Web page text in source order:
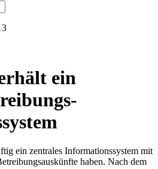
ein
ein zentrales Informationssystem mit
haben. Nach dem